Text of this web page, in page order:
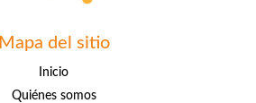
Mapa del sitio
Inicio
Quiénes somos